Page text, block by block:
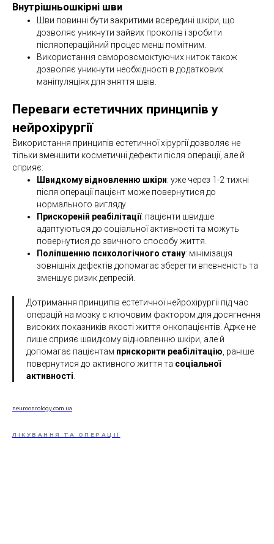
Внутрішньошкірні шви
Шви повинні бути закритими всередині шкіри, що
дозволяє уникнути зайвих проколів і зробити
післяопераційний процес менш помітним.
Використання саморозсмоктуючих ниток також
дозволяє уникнути необхідності в додаткових
маніпуляціях для зняття швів.
Переваги естетичних принципів у
нейрохірургії
Використання принципів естетичної хірургії дозволяє не
тільки зменшити косметичні дефекти після операції, але й
сприяє:
Швидкому відновленню шкіри: уже через 1-2 тижні
після операції пацієнт може повернутися до
нормального вигляду.
Прискореній реабілітації: пацієнти швидше
адаптуються до соціальної активності та можуть
повернутися до звичного способу життя.
Поліпшенню психологічного стану: мінімізація
зовнішніх дефектів допомагає зберегти впевненість та
зменшує ризик депресій.
Дотримання принципів естетичної нейрохірургії під час
операцій на мозку є ключовим фактором для досягнення
високих показників якості життя онкопацієнтів. Адже не
лише сприяє швидкому відновленню шкіри, але й
допомагає пацієнтам прискорити реабілітацію, раніше
повернутися до активного життя та соціальної
активності.
neurooncology.com.ua
ЛІКУВАННЯ ТА ОПЕРАЦІЇ